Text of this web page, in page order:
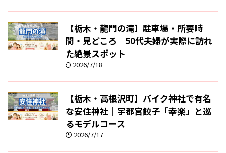
【栃木・龍門の滝】駐車場・所要時
間・見どころ｜50代夫婦が実際に訪れ
た絶景スポット
2026/7/18
【栃木・高根沢町】バイク神社で有名
な安住神社｜宇都宮餃子「幸楽」と巡
るモデルコース
2026/7/17